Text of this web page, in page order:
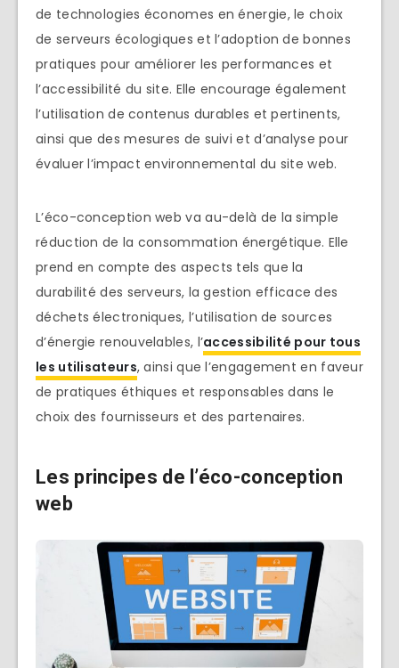
de technologies économes en énergie, le choix
de serveurs écologiques et l’adoption de bonnes
pratiques pour améliorer les performances et
l’accessibilité du site. Elle encourage également
l’utilisation de contenus durables et pertinents,
ainsi que des mesures de suivi et d’analyse pour
évaluer l’impact environnemental du site web.
L’éco-conception web va au-delà de la simple
réduction de la consommation énergétique. Elle
prend en compte des aspects tels que la
durabilité des serveurs, la gestion efficace des
déchets électroniques, l’utilisation de sources
d’énergie renouvelables, l’accessibilité pour tous
les utilisateurs, ainsi que l’engagement en faveur
de pratiques éthiques et responsables dans le
choix des fournisseurs et des partenaires.
Les principes de l’éco-conception
web